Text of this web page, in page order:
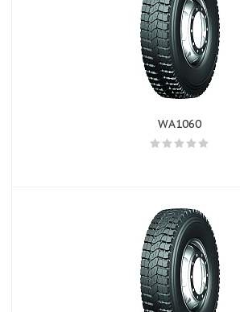
WA1060